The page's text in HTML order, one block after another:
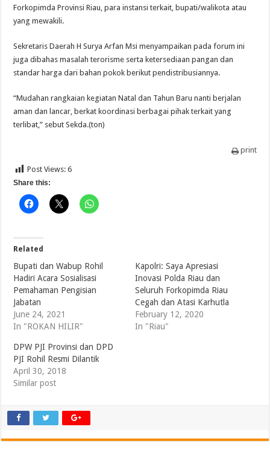
Forkopimda Provinsi Riau, para instansi terkait, bupati/walikota atau
yang mewakili.
Sekretaris Daerah H Surya Arfan Msi menyampaikan pada forum ini
juga dibahas masalah terorisme serta ketersediaan pangan dan
standar harga dari bahan pokok berikut pendistribusiannya.
“Mudahan rangkaian kegiatan Natal dan Tahun Baru nanti berjalan
aman dan lancar, berkat koordinasi berbagai pihak terkait yang
terlibat,” sebut Sekda.(ton)
print
Post Views: 6
Share this:
Related
Bupati dan Wabup Rohil
Hadiri Acara Sosialisasi
Pemahaman Pengisian
Jabatan
June 24, 2021
In "ROKAN HILIR"
Kapolri: Saya Apresiasi
Inovasi Polda Riau dan
Seluruh Forkopimda Riau
Cegah dan Atasi Karhutla
February 12, 2020
In "Riau"
DPW PJI Provinsi dan DPD
PJI Rohil Resmi Dilantik
April 30, 2018
Similar post